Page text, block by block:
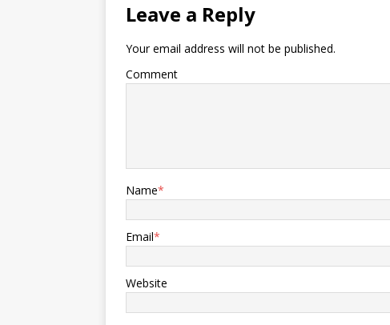
Leave a Reply
Your email address will not be published.
Comment
Name*
Email*
Website